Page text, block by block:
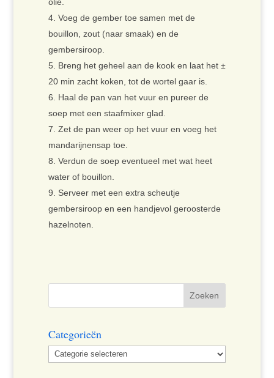
olie.
Voeg de gember toe samen met de
bouillon, zout (naar smaak) en de
gembersiroop.
Breng het geheel aan de kook en laat het ±
20 min zacht koken, tot de wortel gaar is.
Haal de pan van het vuur en pureer de
soep met een staafmixer glad.
Zet de pan weer op het vuur en voeg het
mandarijnensap toe.
Verdun de soep eventueel met wat heet
water of bouillon.
Serveer met een extra scheutje
gembersiroop en een handjevol geroosterde
hazelnoten.
Categorieën
Categorieën